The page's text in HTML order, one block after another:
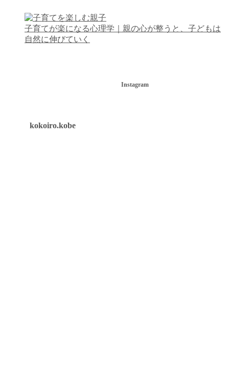
子育てが楽になる心理学｜親の心が整うと、子どもは
自然に伸びていく
Instagram
kokoiro.kobe